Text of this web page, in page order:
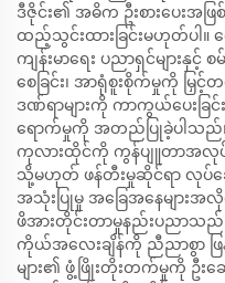
ဒီဇိုင်း၏ အဓိက ဦးစားပေးအ
ထည့်သွင်းထားခြင်းမဟုတ်ပါ။ ကျ
ကျန်းမာရေး ပညာရှင်များနှင့်
စေခြင်း၊ အာရုံစူးစိုက်မှုကို မြှ
ဒဏ်ရာများကို ကာကွယ်ပေးခ
ရောက်မှုကို အတည်ပြုခဲ့ပါသည်။
ကုလားထိုင်ကို ကွန်ပျူတာအလုပ်၊ လ
သို့မဟုတ် ဖန်တီးမှုဆိုင်ရာ လုပ်
အသုံးပြုမှု အခြေအနေမျာ
ဖိအားတိုင်းတာမှုနည်းပညာသည် ပူ
ကိုယ်အလေးချိန်ကို ညီညာစွာ ဖြ
များ၏ ဖွံ့ဖြိုးတိုးတက်မှုကို ဦး